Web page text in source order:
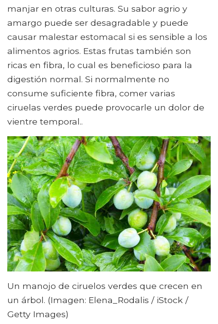
manjar en otras culturas. Su sabor agrio y
amargo puede ser desagradable y puede
causar malestar estomacal si es sensible a los
alimentos agrios. Estas frutas también son
ricas en fibra, lo cual es beneficioso para la
digestión normal. Si normalmente no
consume suficiente fibra, comer varias
ciruelas verdes puede provocarle un dolor de
vientre temporal..
Un manojo de ciruelos verdes que crecen en
un árbol. (Imagen: Elena_Rodalis / iStock /
Getty Images)